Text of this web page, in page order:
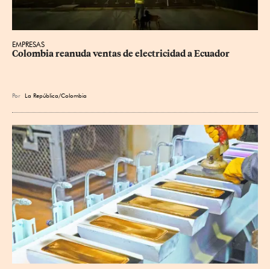
EMPRESAS
Colombia reanuda ventas de electricidad a Ecuador
Por La República/Colombia